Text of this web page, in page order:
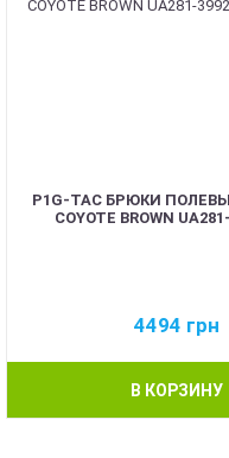
P1G-TAC БРЮКИ
COYOTE BROWN
4494 грн
В КОРЗИНУ